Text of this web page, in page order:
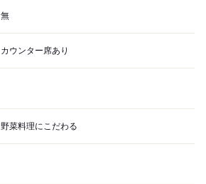
無
カウンター席あり
野菜料理にこだわる